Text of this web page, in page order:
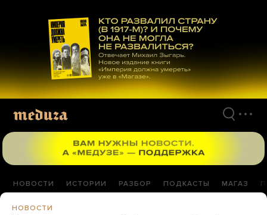
материалам
НОВОСТИ ИСТОРИИ РАЗБОР ПОДКАСТЫ МАГАЗ
НОВОСТИ